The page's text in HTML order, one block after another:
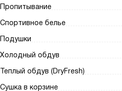
Пропитывание
Спортивное белье
Подушки
Холодный обдув
Теплый обдув (DryFresh)
Сушка в корзине